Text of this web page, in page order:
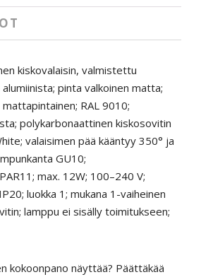
kiskovalaisin, valmistettu
pinta valkoinen matta;
RAL 9010;
polykarbonaattinen kiskosovitin
valaisimen pää kääntyy 350° ja
GU10;
max. 12W; 100–240 V;
luokka 1; mukana 1-vaiheinen
lamppu ei sisälly toimitukseen;
kokoonpano näyttää? Päättäkää